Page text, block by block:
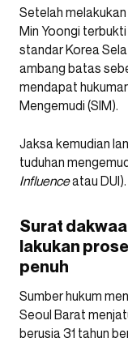
Setelah
Min Yoongi
standar Korea
ambang batas
mendapat
Mengemudi (SIM).
Jaksa kemudian
tuduhan
Influenceatau DUI).
Surat
lakukan
penuh
Sumber hukum
Seoul Barat
berusia 31 tahun